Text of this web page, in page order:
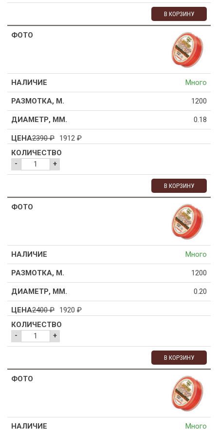
В КОРЗИНУ
Много
1200
0.18
2390₽ 1912 ₽
- +
В КОРЗИНУ
Много
1200
0.20
2400₽ 1920 ₽
- +
В КОРЗИНУ
Много